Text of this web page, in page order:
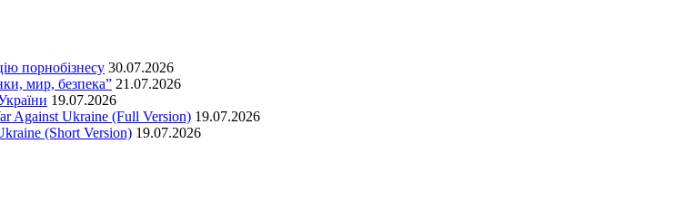
порнобізнесу 30.07.2026
мир, безпека” 21.07.2026
19.07.2026
Against Ukraine (Full Version) 19.07.2026
(Short Version) 19.07.2026